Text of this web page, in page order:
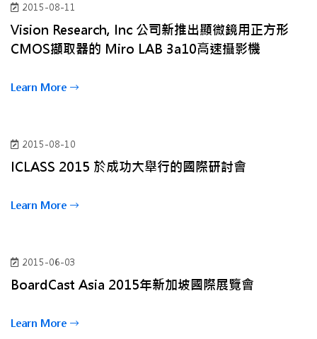
2015-08-11
Vision Research, Inc 公司新推出顯微鏡用正方形
CMOS擷取器的 Miro LAB 3a10高速攝影機
Learn More
2015-08-10
ICLASS 2015 於成功大舉行的國際研討會
Learn More
2015-06-03
BoardCast Asia 2015年新加坡國際展覽會
Learn More